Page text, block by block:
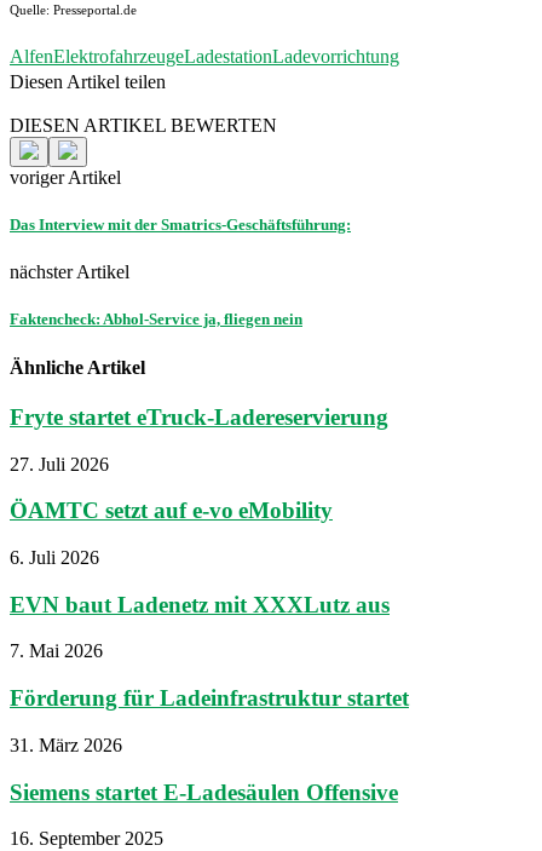
Quelle: Presseportal.de
AlfenElektrofahrzeugeLadestationLadevorrichtung
Diesen Artikel teilen
DIESEN ARTIKEL BEWERTEN
voriger Artikel
Das Interview mit der Smatrics-Geschäftsführung:
nächster Artikel
Faktencheck: Abhol-Service ja, fliegen nein
Ähnliche Artikel
Fryte startet eTruck-Ladereservierung
27. Juli 2026
ÖAMTC setzt auf e-vo eMobility
6. Juli 2026
EVN baut Ladenetz mit XXXLutz aus
7. Mai 2026
Förderung für Ladeinfrastruktur startet
31. März 2026
Siemens startet E-Ladesäulen Offensive
16. September 2025